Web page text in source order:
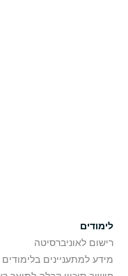
תואר ראשון ושני ב- 4
לימודים
רישום לאוניברסיטה
מידע למתעניינים בלימודים